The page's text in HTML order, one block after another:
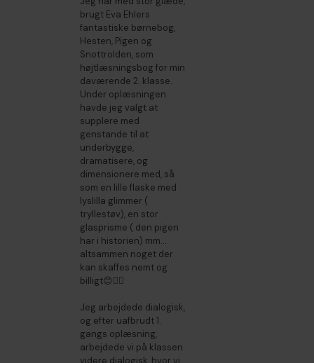
brugt Eva Ehlers
fantastiske børnebog,
Hesten, Pigen og
Snottrolden, som
højtlæsningsbog for min
daværende 2. klasse.
Under oplæsningen
havde jeg valgt at
supplere med
genstande til at
underbygge,
dramatisere, og
dimensionere med, så
som en lille flaske med
lyslilla glimmer (
tryllestøv), en stor
glasprisme ( den pigen
har i historien) mm...
altsammen noget der
kan skaffes nemt og
billigt😊👍🏻
Jeg arbejdede dialogisk,
og efter uafbrudt 1.
gangs oplæsning,
arbejdede vi på klassen
videre dialogisk, hvor vi